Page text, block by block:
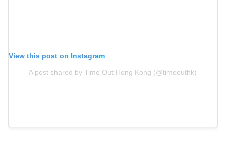
View this post on Instagram
A post shared by Time Out Hong Kong (@timeouthk)